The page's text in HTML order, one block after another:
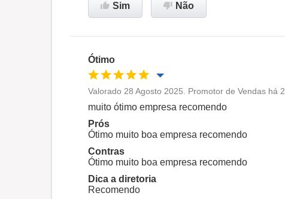
Recomenda esta empresa
Sim Não
Ótimo
Oportunidade de promoção
Ambiente de trabalho
Recomenda esta empresa
Valorado 28 Agosto 2025. Promotor de Vendas há
muito ótimo empresa recomendo
Prós
Ótimo muito boa empresa recomendo
Contras
Ótimo muito boa empresa recomendo
Dica a diretoria
Recomendo